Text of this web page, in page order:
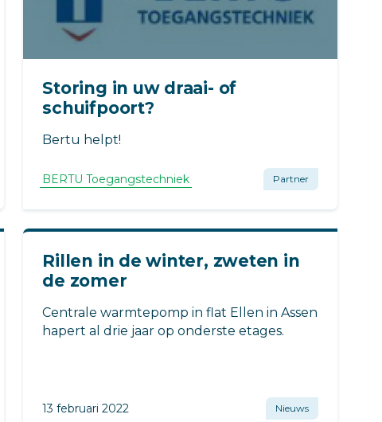
Storing in uw draai- of
schuifpoort?
Bertu helpt!
BERTU Toegangstechniek Partner
Rillen in de winter, zweten in
de zomer
Centrale warmtepomp in flat Ellen in Assen
hapert al drie jaar op onderste etages.
13 februari 2022 Nieuws